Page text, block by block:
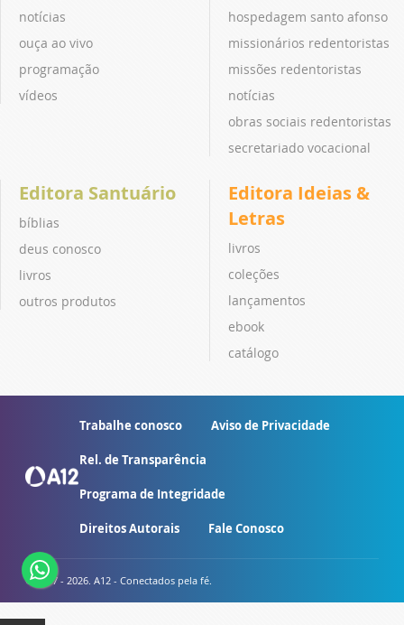
notícias
ouça ao vivo
programação
vídeos
hospedagem santo afonso
missionários redentoristas
missões redentoristas
notícias
obras sociais redentoristas
secretariado vocacional
Editora Santuário
bíblias
deus conosco
livros
outros produtos
Editora Ideias &
Letras
livros
coleções
lançamentos
ebook
catálogo
Trabalhe conosco Aviso de Privacidade
Rel. de Transparência
Programa de Integridade
Direitos Autorais Fale Conosco
© 2007 - 2026. A12 - Conectados pela fé.